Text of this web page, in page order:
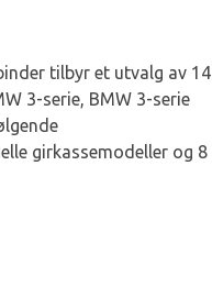
tilbyr et utvalg av 14
3-serie, BMW 3-serie
girkassemodeller og 8